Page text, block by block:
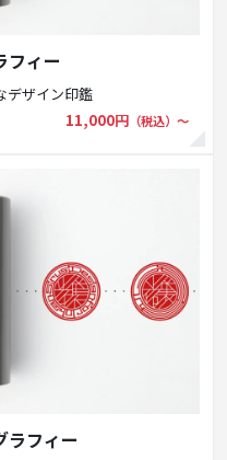
フィー
デザイン印鑑
11,000円 （税込）〜
ラフィー